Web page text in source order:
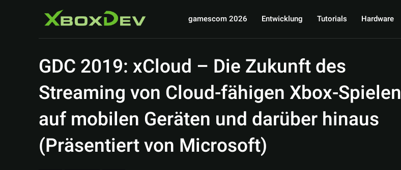
gamescom 2026 Entwicklung Tutorials Hardware
GDC 2019: xCloud – Die Zukunft des
Streaming von Cloud-fähigen Xbox-Spielen
auf mobilen Geräten und darüber hinaus
(Präsentiert von Microsoft)